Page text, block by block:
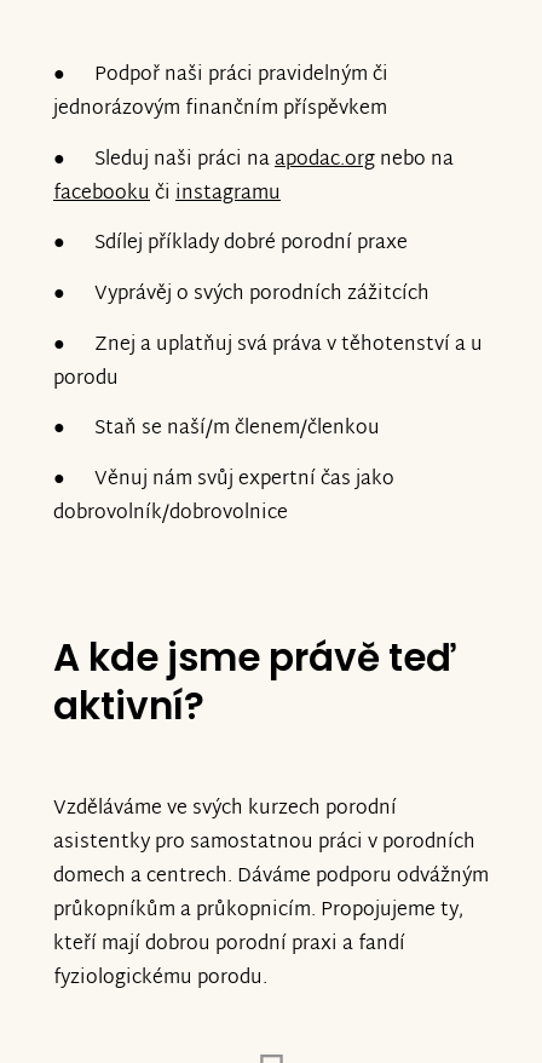
● Podpoř naši práci pravidelným či
jednorázovým finančním příspěvkem
● Sleduj naši práci naapodac.orgnebo na
facebookuči instagramu
● Sdílej příklady dobré porodní praxe
● Vyprávěj o svých porodních zážitcích
● Znej a uplatňuj svá práva v těhotenství a u
porodu
● Staň se naší/m členem/členkou
● Věnuj nám svůj expertní čas jako
dobrovolník/dobrovolnice
A kde jsme právě teď
aktivní?
Vzděláváme ve svých kurzech porodní
asistentky pro samostatnou práci v porodních
domech a centrech. Dáváme podporu odvážným
průkopníkům a průkopnicím. Propojujeme ty,
kteří mají dobrou porodní praxi a fandí
fyziologickému porodu.